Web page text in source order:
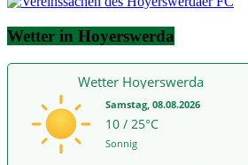
Wetter in Hoyerswerda
Wetter Hoyerswerda
Samstag, 08.08.2026
10 / 25°C
Sonnig